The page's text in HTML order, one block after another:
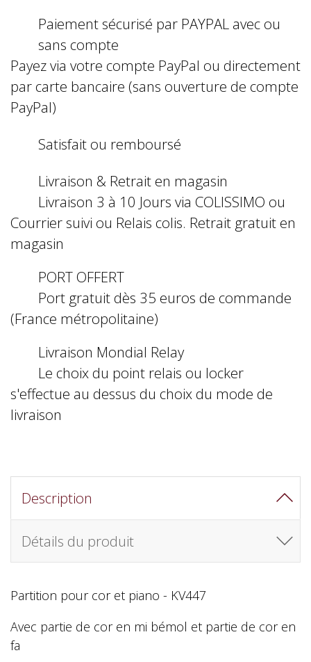
Paiement sécurisé par PAYPAL avec ou
sans compte
Payez via votre compte PayPal ou directement
par carte bancaire (sans ouverture de compte
PayPal)
Satisfait ou remboursé
Livraison & Retrait en magasin
Livraison 3 à 10 Jours via COLISSIMO ou
Courrier suivi ou Relais colis. Retrait gratuit en
magasin
PORT OFFERT
Port gratuit dès 35 euros de commande
(France métropolitaine)
Livraison Mondial Relay
Le choix du point relais ou locker
s'effectue au dessus du choix du mode de
livraison
Description
Détails du produit
Partition pour cor et piano - KV447
Avec partie de cor en mi bémol et partie de cor en
fa